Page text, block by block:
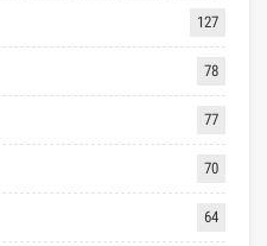
127
78
77
70
64